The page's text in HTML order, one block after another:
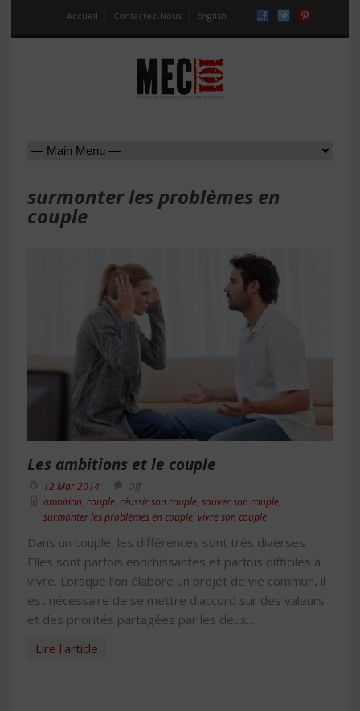
Accueil Contactez-Nous English
surmonter les problèmes en
couple
Les ambitions et le couple
12 Mar 2014
Off
ambition couple réussir son couple sauver son couple
surmonter les problèmes en couple vivre son couple
Dans un couple, les différences sont très diverses.
Elles sont parfois enrichissantes et parfois difficiles à
vivre. Lorsque l’on élabore un projet de vie commun, il
est nécessaire de se mettre d’accord sur des valeurs
et des priorités partagées par les deux...
Lire l'article